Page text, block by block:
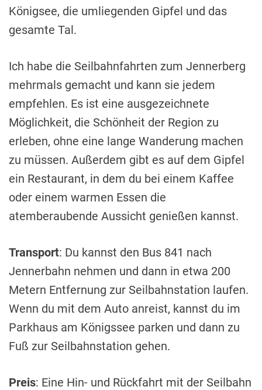
Königsee, die umliegenden Gipfel und das
gesamte Tal.
Ich habe die Seilbahnfahrten zum Jennerberg
mehrmals gemacht und kann sie jedem
empfehlen. Es ist eine ausgezeichnete
Möglichkeit, die Schönheit der Region zu
erleben, ohne eine lange Wanderung machen
zu müssen. Außerdem gibt es auf dem Gipfel
ein Restaurant, in dem du bei einem Kaffee
oder einem warmen Essen die
atemberaubende Aussicht genießen kannst.
Transport: Du kannst den Bus 841 nach
Jennerbahn nehmen und dann in etwa 200
Metern Entfernung zur Seilbahnstation laufen.
Wenn du mit dem Auto anreist, kannst du im
Parkhaus am Königssee parken und dann zu
Fuß zur Seilbahnstation gehen.
Preis: Eine Hin- und Rückfahrt mit der Seilbahn